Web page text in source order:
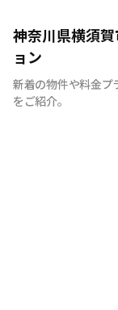
神奈川県横須
ョン
新着の物件や料金プ
をご紹介。